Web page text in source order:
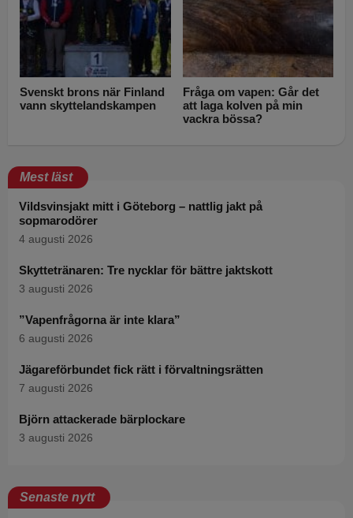
Svenskt brons när Finland
vann skyttelandskampen
Fråga om vapen: Går det
att laga kolven på min
vackra bössa?
Mest läst
Vildsvinsjakt mitt i Göteborg – nattlig jakt på
sopmarodörer
4 augusti 2026
Skyttetränaren: Tre nycklar för bättre jaktskott
3 augusti 2026
”Vapenfrågorna är inte klara”
6 augusti 2026
Jägareförbundet fick rätt i förvaltningsrätten
7 augusti 2026
Björn attackerade bärplockare
3 augusti 2026
Senaste nytt